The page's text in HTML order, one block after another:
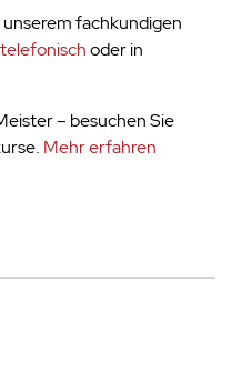
unserem fachkundigen
telefonischoder in
– besuchen Sie
Mehr erfahren